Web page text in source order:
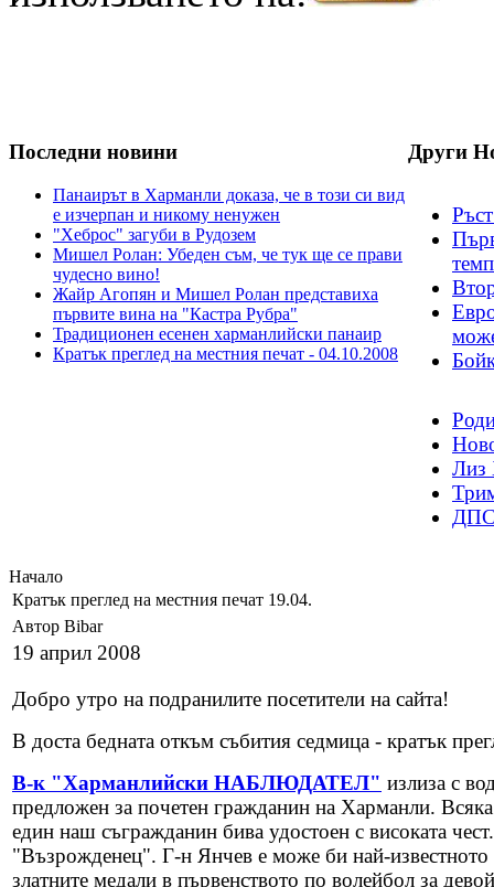
Последни новини
Панаирът в Харманли доказа, че в този си вид
е изчерпан и никому ненужен
"Хеброс" загуби в Рудозем
Мишел Ролан: Убеден съм, че тук ще се прави
чудесно вино!
Жайр Агопян и Мишел Ролан представиха
първите вина на "Кастра Рубра"
Традиционен есенен харманлийски панаир
Кратък преглед на местния печат - 04.10.2008
Други
Лиз
ДПС
Начало
Кратък преглед на местния печат 19.04.
Автор Bibar
19 април 2008
Добро утро на подранилите посетители на сайта!
В доста бедната откъм събития седмица - кратък
В-к "Харманлийски НАБЛЮДАТЕЛ" излиза с
предложен за почетен гражданин на Харманли.
един наш съгражданин бива удостоен с високата
"Възрожденец". Г-н Янчев е може би най-известното
златните медали в първенството по волейбол за